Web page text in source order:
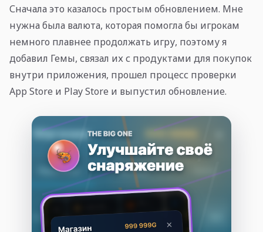
Сначала это казалось простым обновлением. Мне
нужна была валюта, которая помогла бы игрокам
немного плавнее продолжать игру, поэтому я
добавил Гемы, связал их с продуктами для покупок
внутри приложения, прошел процесс проверки
App Store и Play Store и выпустил обновление.